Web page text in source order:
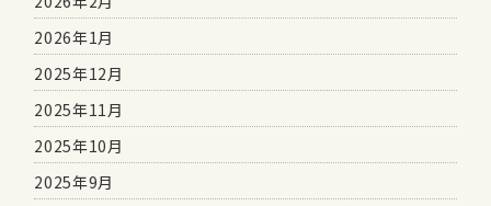
2026年1月
2025年12月
2025年11月
2025年10月
2025年9月